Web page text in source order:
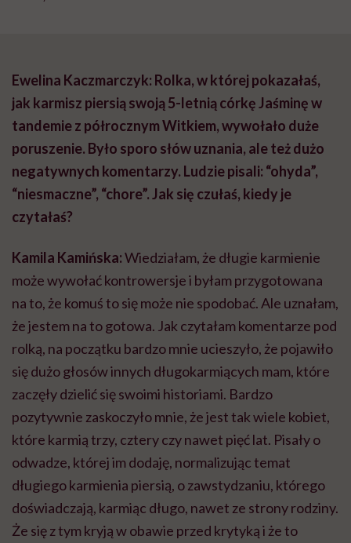
Ewelina Kaczmarczyk: Rolka, w której pokazałaś,
jak karmisz piersią swoją 5-letnią córkę Jaśminę w
tandemie z półrocznym Witkiem, wywołało duże
poruszenie. Było sporo słów uznania, ale też dużo
negatywnych komentarzy. Ludzie pisali: “ohyda”,
“niesmaczne”, “chore”. Jak się czułaś, kiedy je
czytałaś?
Kamila Kamińska:Wiedziałam, że długie karmienie
może wywołać kontrowersje i byłam przygotowana
na to, że komuś to się może nie spodobać. Ale uznałam,
że jestem na to gotowa. Jak czytałam komentarze pod
rolką, na początku bardzo mnie ucieszyło, że pojawiło
się dużo głosów innych długokarmiących mam, które
zaczęły dzielić się swoimi historiami. Bardzo
pozytywnie zaskoczyło mnie, że jest tak wiele kobiet,
które karmią trzy, cztery czy nawet pięć lat. Pisały o
odwadze, której im dodaję, normalizując temat
długiego karmienia piersią, o zawstydzaniu, którego
doświadczają, karmiąc długo, nawet ze strony rodziny.
Że się z tym kryją w obawie przed krytyką i że to